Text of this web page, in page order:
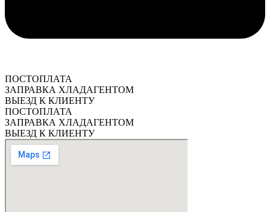
ПОСТОПЛАТА
ЗАПРАВКА ХЛАДАГЕНТОМ
ВЫЕЗД К КЛИЕНТУ
ПОСТОПЛАТА
ЗАПРАВКА ХЛАДАГЕНТОМ
ВЫЕЗД К КЛИЕНТУ